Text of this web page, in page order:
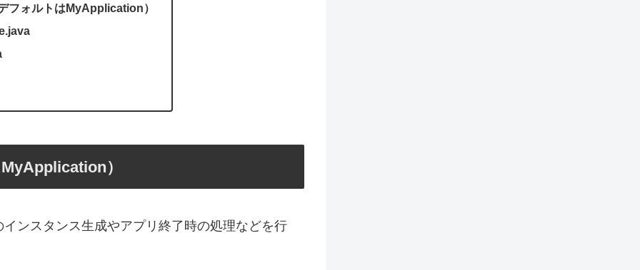
フォルトはMyApplication）
）
ンスタンス生成やアプリ終了時の処理などを行